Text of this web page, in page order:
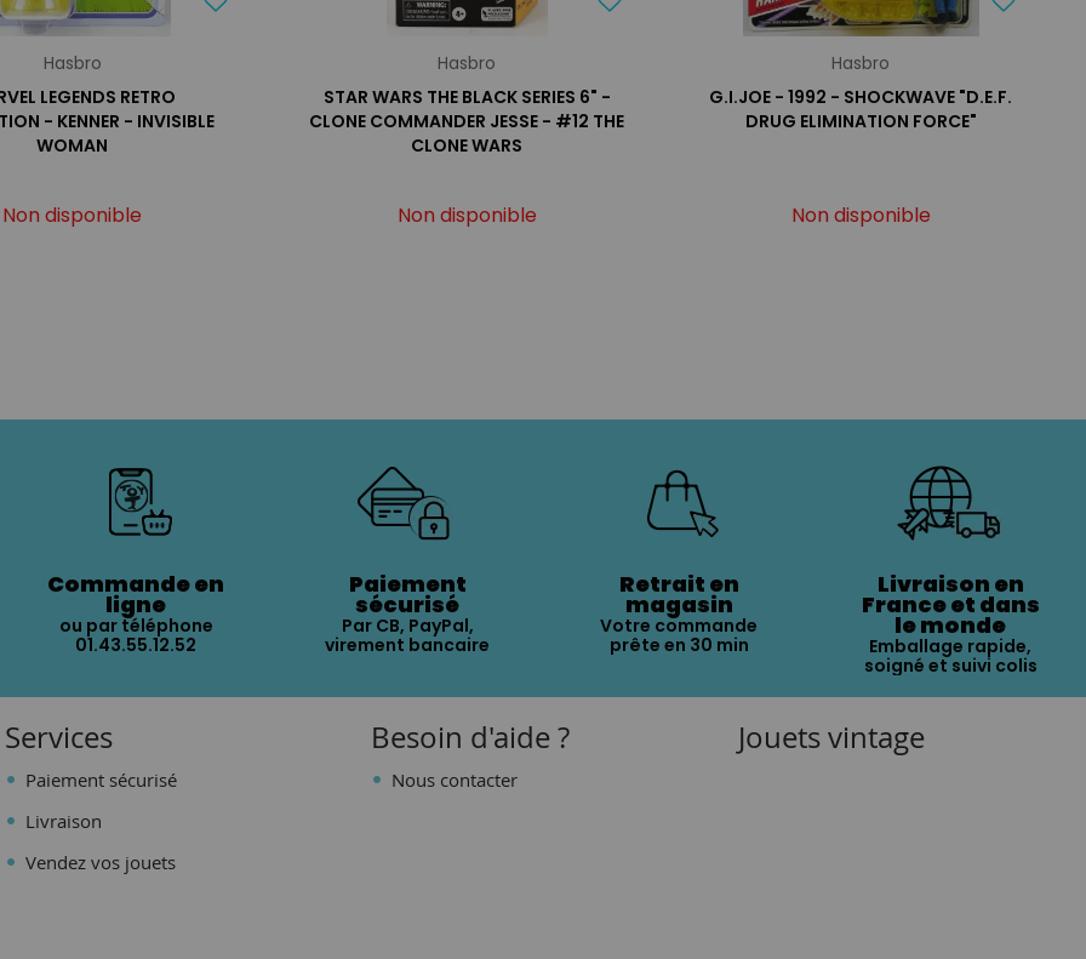
Hasbro
LEGENDS RETRO
- KENNER - INVISIBLE
WOMAN
Non disponible
Hasbro
STAR WARS THE BLACK SERIES 6" -
CLONE COMMANDER JESSE - #12 THE
CLONE WARS
Non disponible
Hasbro
G.I.JOE - 1992 - SHOCKWAVE "D.E.F.
DRUG ELIMINATION FORCE"
Non disponible
Commande en
ligne
ou par téléphone
01.43.55.12.52
Paiement
sécurisé
Par CB, PayPal,
virement bancaire
Retrait en
magasin
Votre commande
prête en 30 min
Livraison en
France et dans
le monde
Emballage rapide,
soigné et suivi colis
Services
Paiement sécurisé
Livraison
Vendez vos jouets
Besoin d'aide ?
Nous contacter
Jouets vintage